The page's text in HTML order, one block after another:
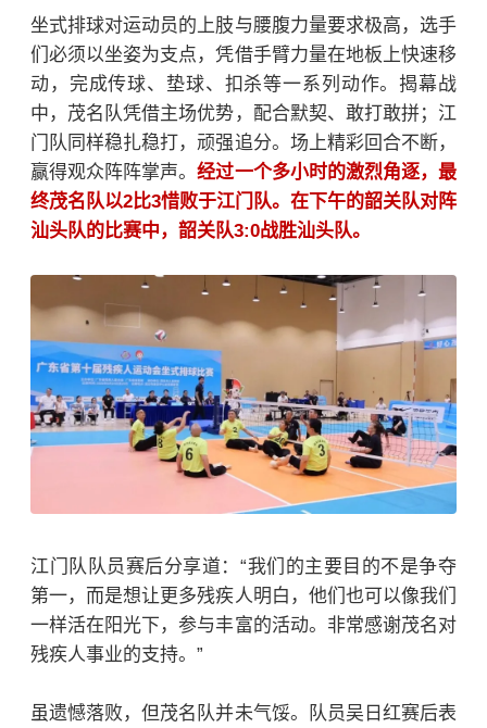
坐式排球对运动员的上肢与腰腹力量要求极高，选手
们必须以坐姿为支点，凭借手臂力量在地板上快速移
动，完成传球、垫球、扣杀等一系列动作。揭幕战
中，茂名队凭借主场优势，配合默契、敢打敢拼；江
门队同样稳扎稳打，顽强追分。场上精彩回合不断，
赢得观众阵阵掌声。经过一个多小时的激烈角逐，最
终茂名队以2比3惜败于江门队。在下午的韶关队对阵
汕头队的比赛中，韶关队3:0战胜汕头队。
江门队队员赛后分享道：“我们的主要目的不是争夺
第一，而是想让更多残疾人明白，他们也可以像我们
一样活在阳光下，参与丰富的活动。非常感谢茂名对
残疾人事业的支持。”
虽遗憾落败，但茂名队并未气馁。队员吴日红赛后表